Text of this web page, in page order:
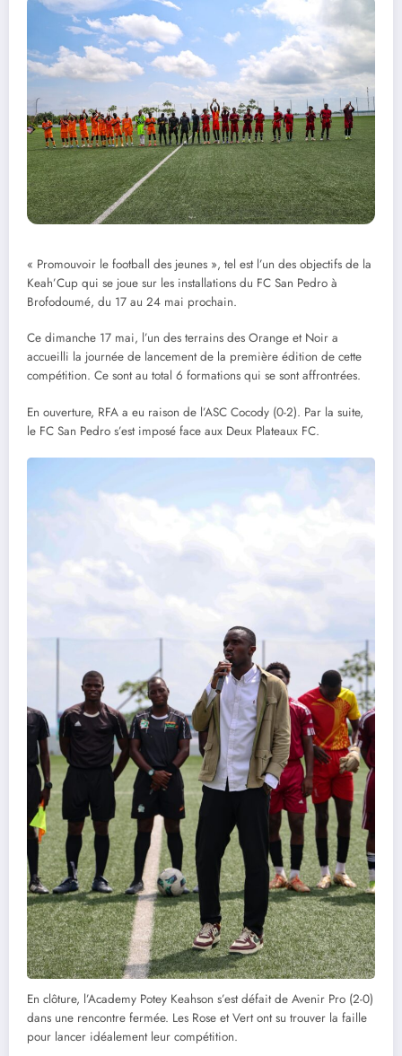
« Promouvoir le football des jeunes », tel est l’un des objectifs de la
Keah’Cup qui se joue sur les installations du FC San Pedro à
Brofodoumé, du 17 au 24 mai prochain.
Ce dimanche 17 mai, l’un des terrains des Orange et Noir a
accueilli la journée de lancement de la première édition de cette
compétition. Ce sont au total 6 formations qui se sont affrontrées.
En ouverture, RFA a eu raison de l’ASC Cocody (0-2). Par la suite,
le FC San Pedro s’est imposé face aux Deux Plateaux FC.
En clôture, l’Academy Potey Keahson s’est défait de Avenir Pro (2-0)
dans une rencontre fermée. Les Rose et Vert ont su trouver la faille
pour lancer idéalement leur compétition.